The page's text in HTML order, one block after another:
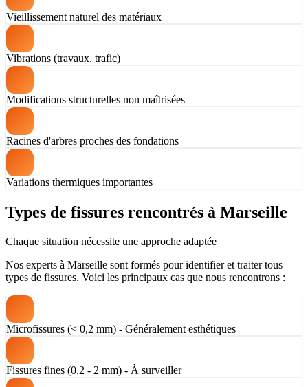
Vieillissement naturel des matériaux
Vibrations (travaux, trafic)
Modifications structurelles non maîtrisées
Racines d'arbres proches des fondations
Variations thermiques importantes
Types de fissures rencontrés à Marseille
Chaque situation nécessite une approche adaptée
Nos experts à Marseille sont formés pour identifier et traiter tous
types de fissures. Voici les principaux cas que nous rencontrons :
Microfissures (< 0,2 mm) - Généralement esthétiques
Fissures fines (0,2 - 2 mm) - À surveiller